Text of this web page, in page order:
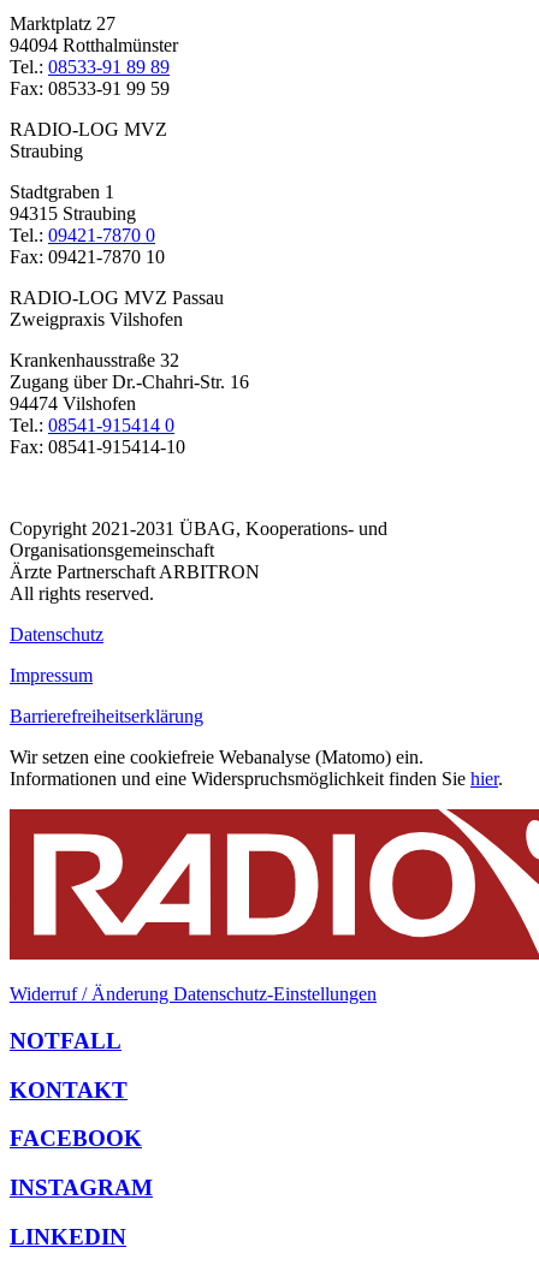
Marktplatz 27
94094 Rotthalmünster
Tel.: 08533-91 89 89
Fax: 08533-91 99 59
RADIO-LOG MVZ
Straubing
Stadtgraben 1
94315 Straubing
Tel.: 09421-7870 0
Fax: 09421-7870 10
RADIO-LOG MVZ Passau
Zweigpraxis Vilshofen
Krankenhausstraße 32
Zugang über Dr.-Chahri-Str. 16
94474 Vilshofen
Tel.: 08541-915414 0
Fax: 08541-915414-10
Copyright 2021-2031 ÜBAG, Kooperations- und
Organisationsgemeinschaft
Ärzte Partnerschaft ARBITRON
All rights reserved.
Datenschutz
Impressum
Barrierefreiheitserklärung
Wir setzen eine cookiefreie Webanalyse (Matomo) ein.
Informationen und eine Widerspruchsmöglichkeit finden Sie hier.
Widerruf / Änderung Datenschutz-Einstellungen
NOTFALL
KONTAKT
FACEBOOK
INSTAGRAM
LINKEDIN